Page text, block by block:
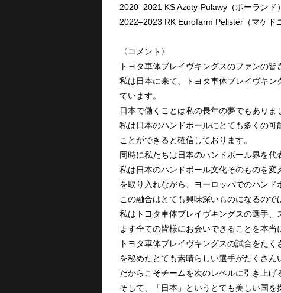
2020–2021 KS Azoty-Puławy（ポーランド）
2022–2023 RK Eurofarm Pelister（マケド
〈コメント〉
トヨタ車体ブレイヴキングスのファンの皆
私は日本に来て、トヨタ車体ブレイヴキ
ています。
日本で働くことは私の長年の夢でもありま
私は日本のハンドボールにとても多くの
ことができると確信しております。
同時に私たちは日本のハンドボール界を代
私は日本のハンドボール文化そのものを
を取り入れながら、ヨーロッパでのハンド
この融合はとても興味深いものになるので
私はトヨタ車体ブレイヴキングスの選手
ます全ての皆様にお会いできることを本当
トヨタ車体ブレイヴキングスの試合をた
を秘めたとても素晴らしい選手がたくさん
だからこそチームを次のレベルに引き上げ
そして、「日本」というとても美しい国を